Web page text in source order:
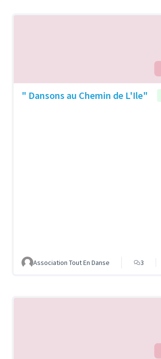
" Dansons au Chemin de L'Ile"
Association Tout En Danse 3